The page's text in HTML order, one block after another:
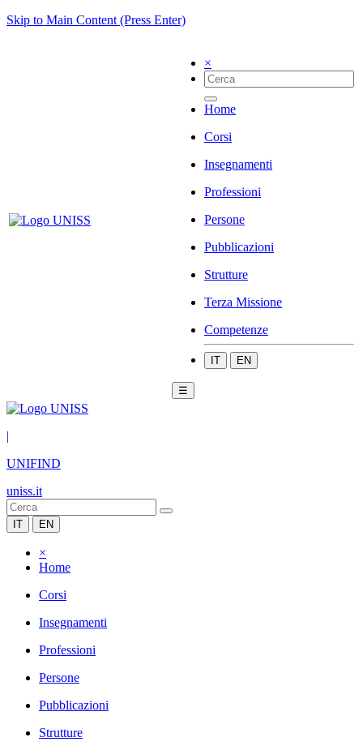
Skip to Main Content (Press Enter)
×
Home
Corsi
Insegnamenti
Professioni
Persone
Pubblicazioni
Strutture
Terza Missione
Competenze
IT EN
☰
|
UNIFIND
uniss.it
IT EN
×
Home
Corsi
Insegnamenti
Professioni
Persone
Pubblicazioni
Strutture